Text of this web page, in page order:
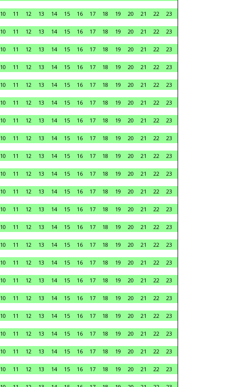
10 11 12 13 14 15 16 17 18 19 20 21 22
23
10 11 12 13 14 15 16 17 18 19 20 21 22
23
10 11 12 13 14 15 16 17 18 19 20 21 22
23
10 11 12 13 14 15 16 17 18 19 20 21 22
23
10 11 12 13 14 15 16 17 18 19 20 21 22
23
10 11 12 13 14 15 16 17 18 19 20 21 22
23
10 11 12 13 14 15 16 17 18 19 20 21 22
23
10 11 12 13 14 15 16 17 18 19 20 21 22
23
10 11 12 13 14 15 16 17 18 19 20 21 22
23
10 11 12 13 14 15 16 17 18 19 20 21 22
23
10 11 12 13 14 15 16 17 18 19 20 21 22
23
10 11 12 13 14 15 16 17 18 19 20 21 22
23
10 11 12 13 14 15 16 17 18 19 20 21 22
23
10 11 12 13 14 15 16 17 18 19 20 21 22
23
10 11 12 13 14 15 16 17 18 19 20 21 22
23
10 11 12 13 14 15 16 17 18 19 20 21 22
23
10 11 12 13 14 15 16 17 18 19 20 21 22
23
10 11 12 13 14 15 16 17 18 19 20 21 22
23
10 11 12 13 14 15 16 17 18 19 20 21 22
23
10 11 12 13 14 15 16 17 18 19 20 21 22
23
10 11 12 13 14 15 16 17 18 19 20 21 22
23